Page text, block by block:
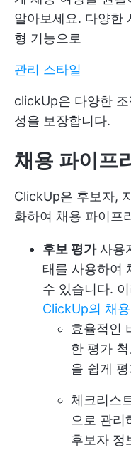
알아보세요. 다양한
형 기능으로
관리 스타일
clickUp은 다양한
성을 보장합니다.
채용 파이프
ClickUp은 후보자,
화하여 채용 파이프
후보 평가사용
태를 사용하여
수 있습니다.
ClickUp의 채
효율적인
한 평가
을 쉽게
체크리스
으로 관리
후보자 정